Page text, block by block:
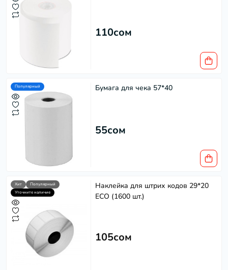
110сом
Популярный Бумага для чека 57*40
55сом
Хит
Популярный
Уточните наличие
Наклейка для штрих кодов 29*20
ECO (1600 шт.)
105сом